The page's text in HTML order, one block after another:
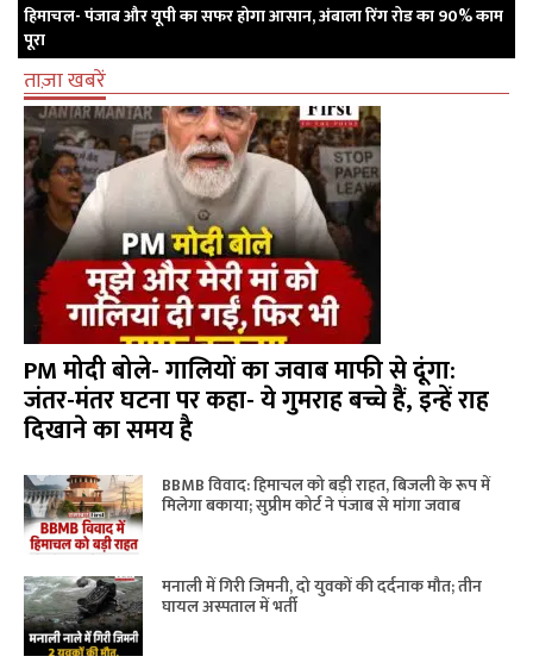
हिमाचल- पंजाब और यूपी का सफर होगा आसान, अंबाला रिंग रोड का 90% काम
पूरा
ताज़ा खबरें
PM मोदी बोले- गालियों का जवाब माफी से दूंगा:
जंतर-मंतर घटना पर कहा- ये गुमराह बच्चे हैं, इन्हें राह
दिखाने का समय है
BBMB विवाद: हिमाचल को बड़ी राहत, बिजली के रूप में
मिलेगा बकाया; सुप्रीम कोर्ट ने पंजाब से मांगा जवाब
मनाली में गिरी जिमनी, दो युवकों की दर्दनाक मौत; तीन
घायल अस्पताल में भर्ती